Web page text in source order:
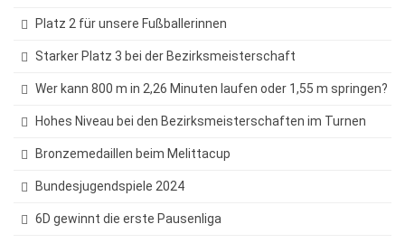
Medienscouts
Umwelt
Spanisch-AG
Projekte
Unser Schulhof
Über Mittag
Schülerbibliothek und Selbstlernzentrum
Platz 2 für unsere Fußballerinnen
Starker Platz 3 bei der Bezirksmeisterschaft
Wer kann 800 m in 2,26 Minuten laufen oder 1,55 m springen?
Hohes Niveau bei den Bezirksmeisterschaften im Turnen
Bronzemedaillen beim Melittacup
Bundesjugendspiele 2024
6D gewinnt die erste Pausenliga